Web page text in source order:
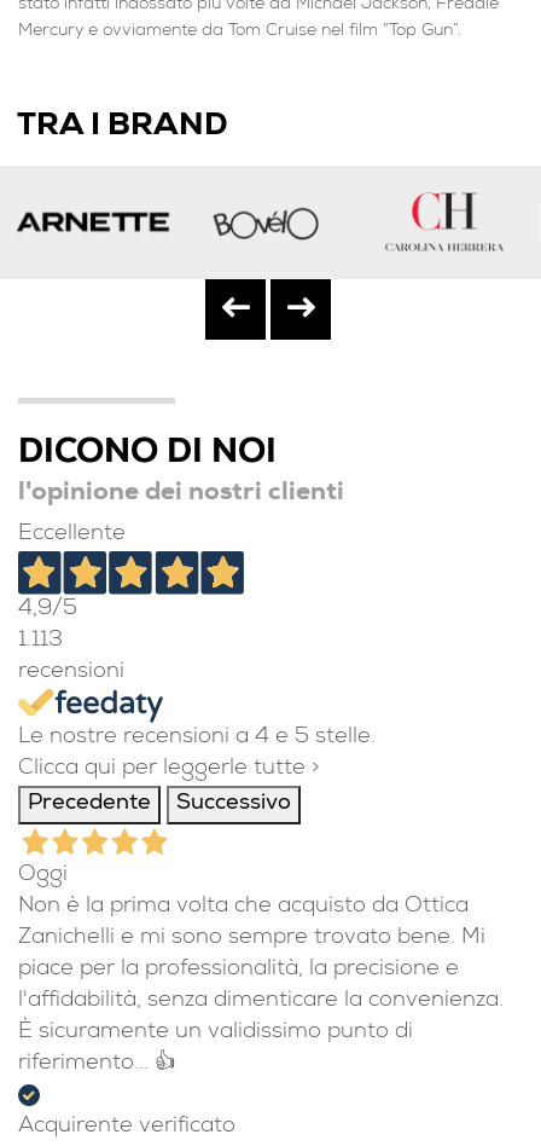
stato infatti indossato più volte da Michael Jackson, Freddie
Mercury e ovviamente da Tom Cruise nel film “Top Gun”.
TRA I BRAND
DICONO DI NOI
l'opinione dei nostri clienti
Eccellente
4,9/5
1.113
recensioni
Le nostre recensioni a 4 e 5 stelle.
Clicca qui per leggerle tutte >
Precedente
Successivo
Oggi
Non è la prima volta che acquisto da Ottica
Zanichelli e mi sono sempre trovato bene. Mi
piace per la professionalità, la precisione e
l'affidabilità, senza dimenticare la convenienza.
È sicuramente un validissimo punto di
riferimento... 👍
Acquirente verificato